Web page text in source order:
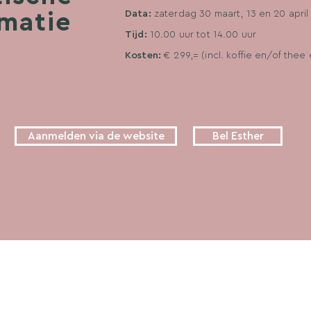
Data: zaterdag 30 maart, 13 en 20 april
Tijd: 10.00 uur tot 14.00 uur
Kosten: € 299,= (incl. koffie en/of thee
Aanmelden via de website Bel Esther